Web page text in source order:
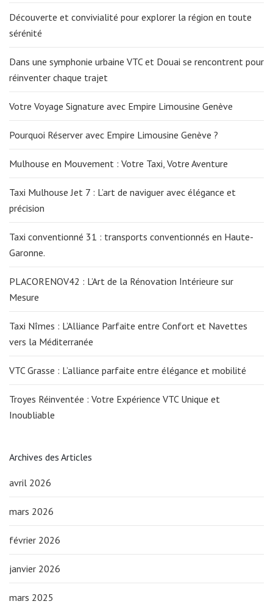
Découverte et convivialité pour explorer la région en toute
sérénité
Dans une symphonie urbaine VTC et Douai se rencontrent pour
réinventer chaque trajet
Votre Voyage Signature avec Empire Limousine Genève
Pourquoi Réserver avec Empire Limousine Genève ?
Mulhouse en Mouvement : Votre Taxi, Votre Aventure
Taxi Mulhouse Jet 7 : L’art de naviguer avec élégance et
précision
Taxi conventionné 31 : transports conventionnés en Haute-
Garonne.
PLACORENOV42 : L’Art de la Rénovation Intérieure sur
Mesure
Taxi Nîmes : L’Alliance Parfaite entre Confort et Navettes
vers la Méditerranée
VTC Grasse : L’alliance parfaite entre élégance et mobilité
Troyes Réinventée : Votre Expérience VTC Unique et
Inoubliable
Archives des Articles
avril 2026
mars 2026
février 2026
janvier 2026
mars 2025